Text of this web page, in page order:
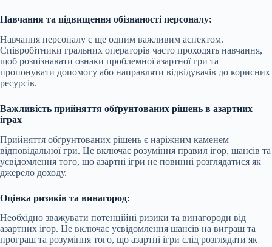
Навчання та підвищення обізнаності персоналу:
Навчання персоналу є ще одним важливим аспектом.
Співробітники гральних операторів часто проходять навчання,
щоб розпізнавати ознаки проблемної азартної гри та
пропонувати допомогу або направляти відвідувачів до корисних
ресурсів.
Важливість прийняття обґрунтованих рішень в азартних
іграх
Прийняття обґрунтованих рішень є наріжним каменем
відповідальної гри. Це включає розуміння правил ігор, шансів та
усвідомлення того, що азартні ігри не повинні розглядатися як
джерело доходу.
Оцінка ризиків та винагород:
Необхідно зважувати потенційні ризики та винагороди від
азартних ігор. Це включає усвідомлення шансів на виграш та
програш та розуміння того, що азартні ігри слід розглядати як